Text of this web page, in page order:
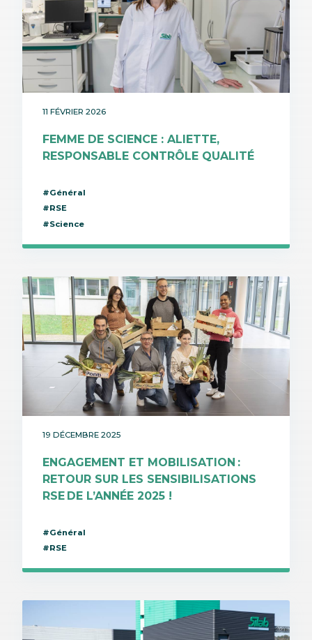
11 FÉVRIER 2026
FEMME DE SCIENCE : ALIETTE,
RESPONSABLE CONTRÔLE QUALITÉ
#Général
#RSE
#Science
19 DÉCEMBRE 2025
ENGAGEMENT ET MOBILISATION :
RETOUR SUR LES SENSIBILISATIONS
RSE DE L’ANNÉE 2025 !
#Général
#RSE